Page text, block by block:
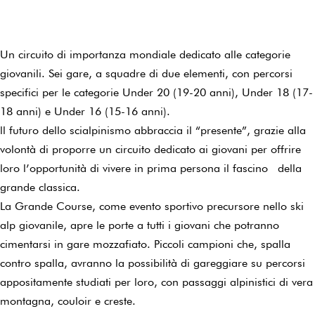
Un circuito di importanza mondiale dedicato alle categorie
giovanili. Sei gare, a squadre di due elementi, con percorsi
specifici per le categorie Under 20 (19-20 anni), Under 18 (17-
18 anni) e Under 16 (15-16 anni).
ll futuro dello scialpinismo abbraccia il “presente”, grazie alla
volontà di proporre un circuito dedicato ai giovani per offrire
loro l’opportunità di vivere in prima persona il fascino della
grande classica.
La Grande Course, come evento sportivo precursore nello ski
alp giovanile, apre le porte a tutti i giovani che potranno
cimentarsi in gare mozzafiato. Piccoli campioni che, spalla
contro spalla, avranno la possibilità di gareggiare su percorsi
appositamente studiati per loro, con passaggi alpinistici di vera
montagna, couloir e creste.